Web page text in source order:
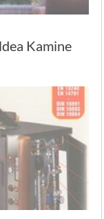
Kamine